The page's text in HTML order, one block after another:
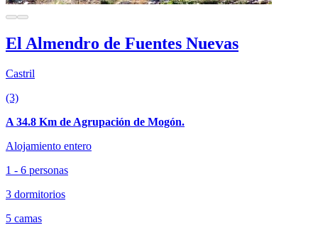
El Almendro de Fuentes Nuevas
Castril
(3)
A 34.8 Km de Agrupación de Mogón.
Alojamiento entero
1 - 6 personas
3 dormitorios
5 camas